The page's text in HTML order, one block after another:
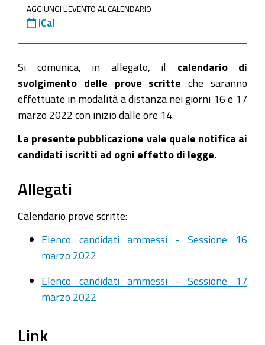
2022
Esami
mediatori
sessione
marzo
2022
2022-
16T14:00:00+01:00
03-
16T16:00:00+01:00
Calendario
prove
scritte
AGGIUNGI L'EVENTO AL CALENDARIO
iCal
Si comunica, in allegato, il calendario di
svolgimento delle prove scritte che saranno
effettuate in modalità a distanza nei giorni 16 e 17
marzo 2022 con inizio dalle ore 14.
La presente pubblicazione vale quale notifica ai
candidati iscritti ad ogni effetto di legge.
Allegati
Calendario prove scritte:
Elenco candidati ammessi - Sessione 16
marzo 2022
Elenco candidati ammessi - Sessione 17
marzo 2022
Link